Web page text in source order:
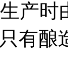
产时
有酿